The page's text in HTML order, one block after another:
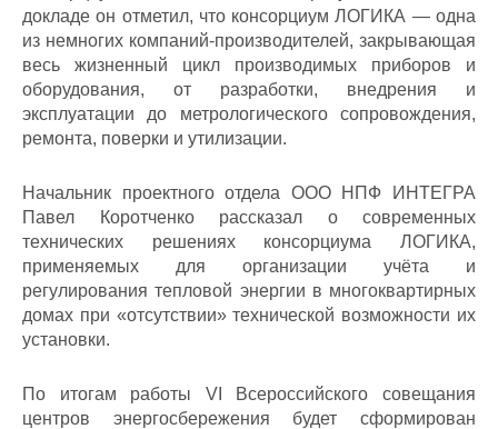
докладе он отметил, что консорциум ЛОГИКА — одна
из немногих компаний-производителей, закрывающая
весь жизненный цикл производимых приборов и
оборудования, от разработки, внедрения и
эксплуатации до метрологического сопровождения,
ремонта, поверки и утилизации.
Начальник проектного отдела ООО НПФ ИНТЕГРА
Павел Коротченко рассказал о современных
технических решениях консорциума ЛОГИКА,
применяемых для организации учёта и
регулирования тепловой энергии в многоквартирных
домах при «отсутствии» технической возможности их
установки.
По итогам работы VI Всероссийского совещания
центров энергосбережения будет сформирован